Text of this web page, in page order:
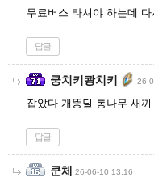
무료버스 타셔야 하는데
답글
쿵치키쾅치키 26-
잡았다 개똥딜 통나무 새끼
답글
쿤체 26-06-10 13:16